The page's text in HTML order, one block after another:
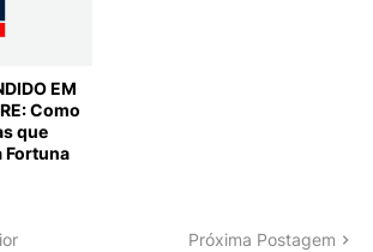
EM
Como
que
Fortuna
Próxima Postagem